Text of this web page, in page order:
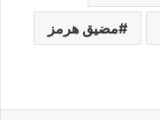
مضيق هرمز